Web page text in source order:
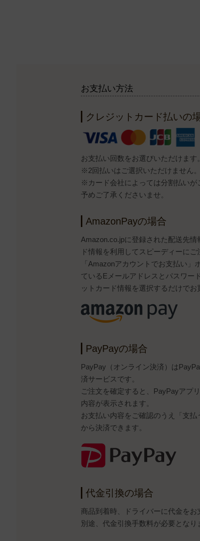
お支払い方法
クレジットカード払いの
お支払い回数をお選びいただけます。
※2回払いはご選択いただけません。
※カード会社によっては分割払いが
予めご了承くださいませ。
AmazonPayの場合
Amazon.co.jpに登録された配送先
ド情報を利用してスピーディーにご
「Amazonアカウントでお支払い
ているEメールアドレスとパスワー
ットカード情報を選択するだけでお
PayPayの場合
PayPay（オンライン決済）は
済サービスです。
ご注文を確定すると、PayPayアプ
内容が表示されます。
お支払い内容をご確認のうえ「支
から決済できます。
代金引換の場合
商品到着時、ドライバーに代金をお
別途、代金引換手数料が必要となり